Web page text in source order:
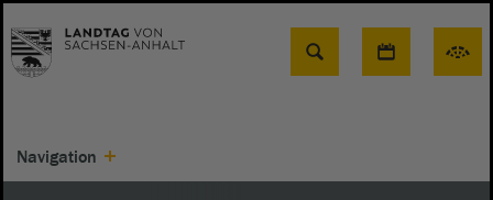
Suche
Navigation